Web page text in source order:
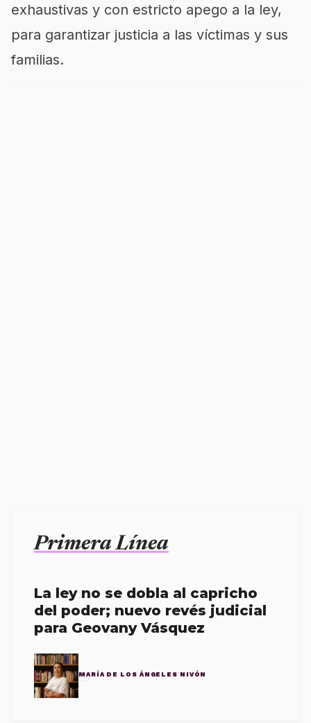
exhaustivas y con estricto apego a la ley,
para garantizar justicia a las víctimas y sus
familias.
Primera Línea
La ley no se dobla al capricho
del poder; nuevo revés judicial
para Geovany Vásquez
MARÍA DE LOS ÁNGELES NIVÓN